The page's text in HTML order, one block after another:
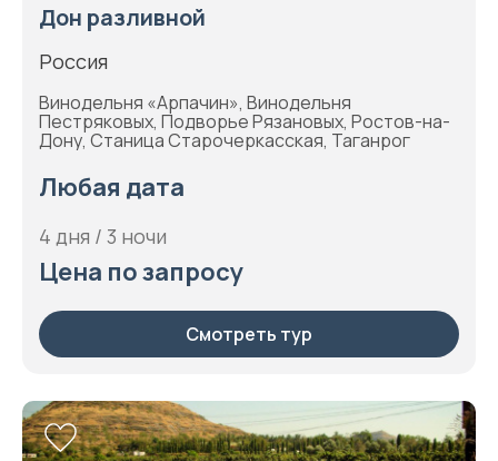
Дон разливной
Россия
Винодельня «Арпачин», Винодельня
Пестряковых, Подворье Рязановых, Ростов-на-
Дону, Станица Старочеркасская, Таганрог
Любая дата
4 дня / 3 ночи
Цена по запросу
Смотреть тур